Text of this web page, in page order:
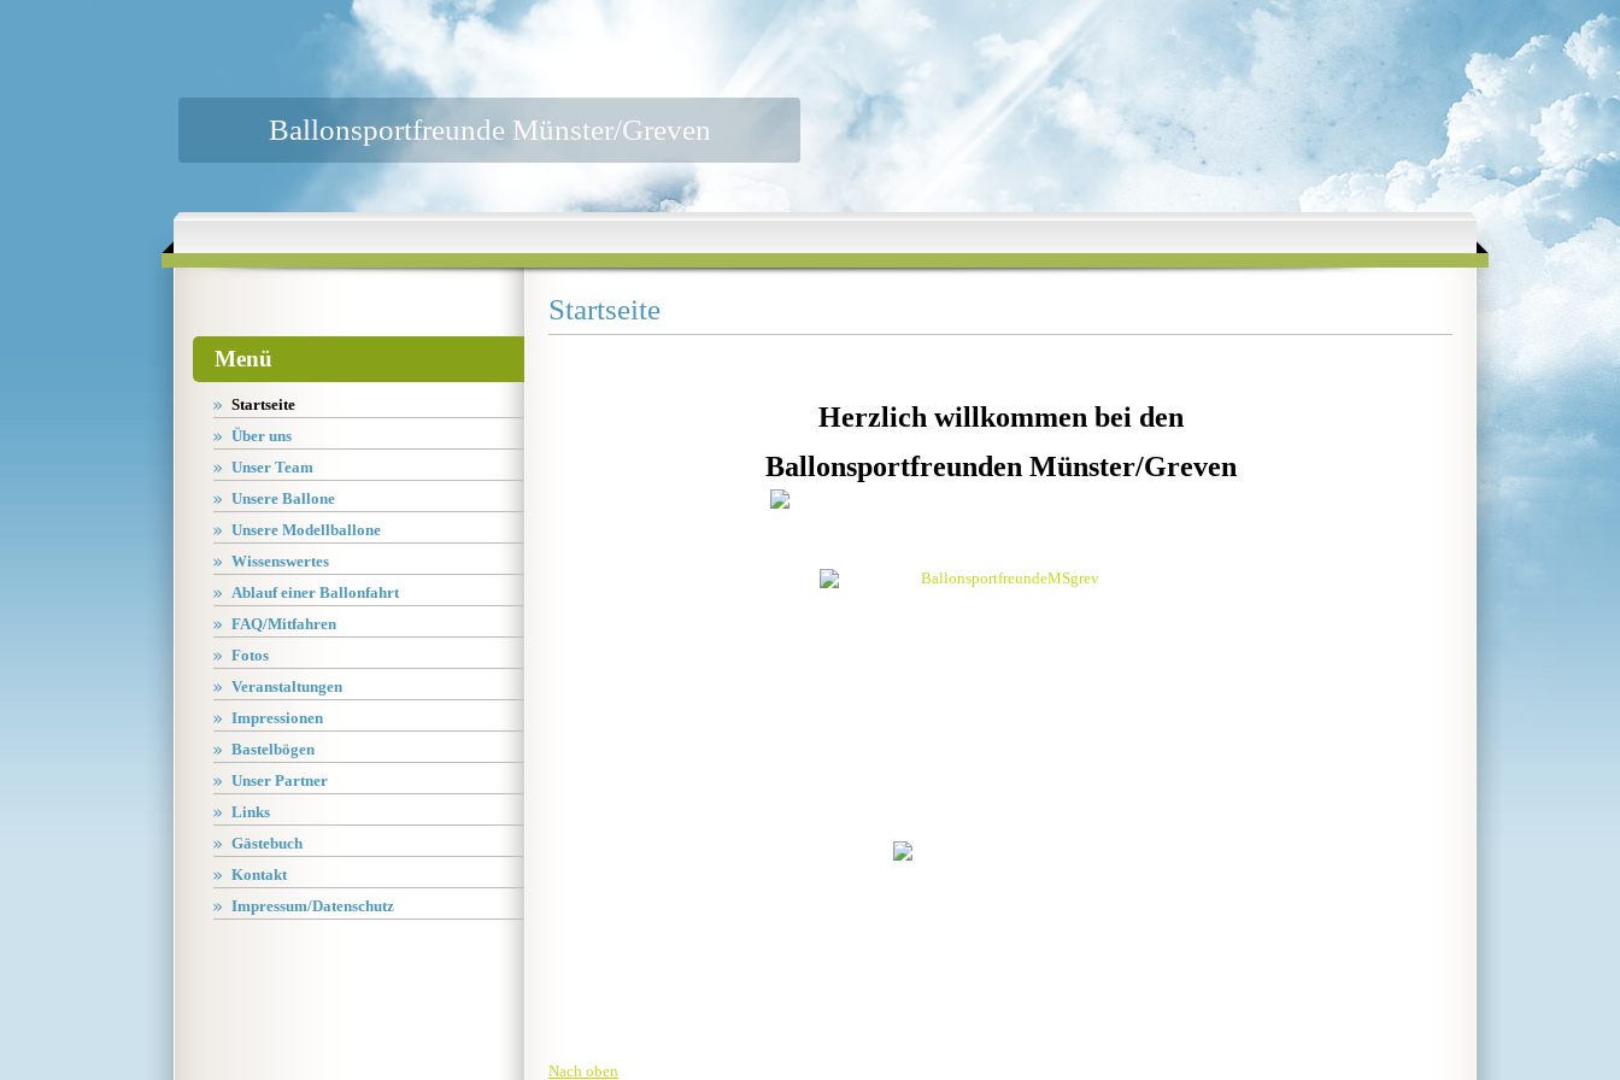
Ballonsportfreunde Münster/Greven
Menü
Startseite
Über uns
Unser Team
Unsere Ballone
Unsere Modellballone
Wissenswertes
Ablauf einer Ballonfahrt
FAQ/Mitfahren
Fotos
Veranstaltungen
Impressionen
Bastelbögen
Unser Partner
Links
Gästebuch
Kontakt
Impressum/Datenschutz
Startseite
Herzlich willkommen bei den
Ballonsportfreunden Münster/Greven
Nach oben